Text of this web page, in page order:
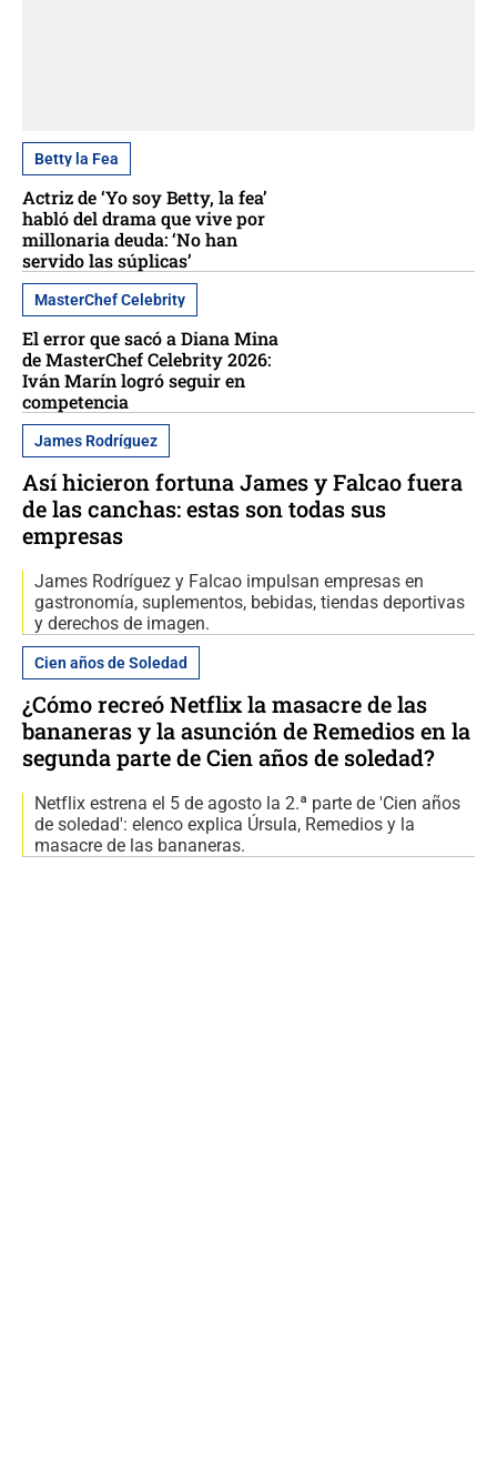
Betty la Fea
Actriz de ‘Yo soy Betty, la fea’
habló del drama que vive por
millonaria deuda: ‘No han
servido las súplicas’
MasterChef Celebrity
El error que sacó a Diana Mina
de MasterChef Celebrity 2026:
Iván Marín logró seguir en
competencia
James Rodríguez
Así hicieron fortuna James y Falcao fuera
de las canchas: estas son todas sus
empresas
James Rodríguez y Falcao impulsan empresas en
gastronomía, suplementos, bebidas, tiendas deportivas
y derechos de imagen.
Cien años de Soledad
¿Cómo recreó Netflix la masacre de las
bananeras y la asunción de Remedios en la
segunda parte de Cien años de soledad?
Netflix estrena el 5 de agosto la 2.ª parte de 'Cien años
de soledad': elenco explica Úrsula, Remedios y la
masacre de las bananeras.